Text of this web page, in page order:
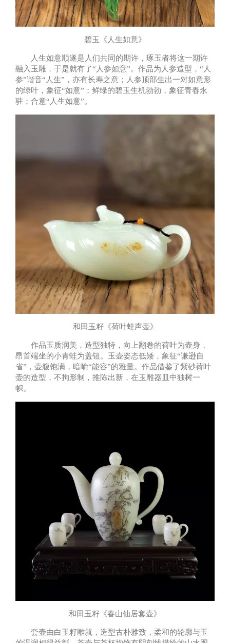
碧玉《人生如意》
人生如意顺遂是人们共同的期许，琢玉者将这一期许
融入玉雕，于是就有了“人参如意”。作品为人参造型，“人
参”谐音“人生”，亦有长寿之意；人参顶部生出一对如意形
的绿叶，象征“如意”；鲜绿的碧玉生机勃勃，象征青春永
驻；合意“人生如意”。
和田玉籽《荷叶蛙声壶》
作品玉质润美，造型独特，向上翻卷的荷叶为壶身，
昂首端坐的小青蛙为盖钮。玉壶姿态低矮，象征“谦逊自
省”，壶腹饱满，暗喻“能容”的雅量。作品借鉴了紫砂荷叶
壶的造型，不拘形制，推陈出新，在玉雕器皿中独树一
帜。
和田玉籽《春山仙居套壶》
套壶由白玉籽雕就，造型古朴雅致，柔和的轮廓与玉